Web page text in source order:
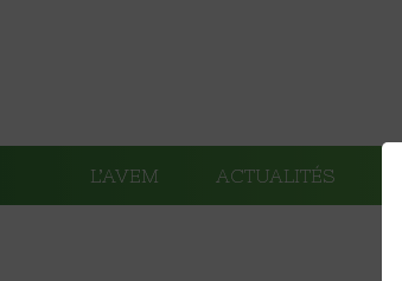
L’AVEM ACTUALITÉS